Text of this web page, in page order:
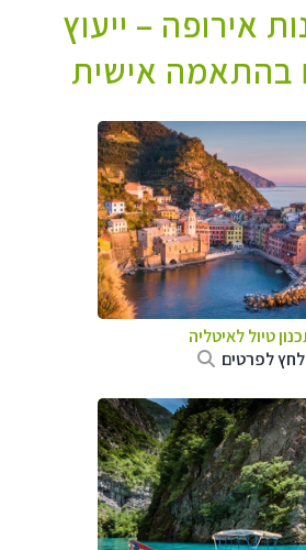
אירופה – ייעוץ
בהתאמה אישית
טיול לאיטליה
לחץ לפרטים